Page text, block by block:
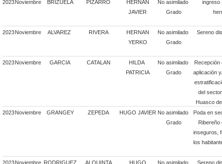
2023Noviembre BRIZUELA PIZARRO
HERNAN
JAVIER
No asimilado
Grado
ingreso
2023Noviembre ALVAREZ RIVERA
HERNAN
YERKO
No asimilado
Grado
Sereno
2023Noviembre GARCIA CATALAN
HILDA
PATRICIA
No asimilado
Grado
Recepción
aplicación
del
Huasco
2023Noviembre GRANGEY ZEPEDA HUGO JAVIER No asimilado
Grado
Poda en
Ribereño
inseguros,
los
2023Noviembre RODRIGUEZ ALQUINTA HUGO No asimilado Sereno